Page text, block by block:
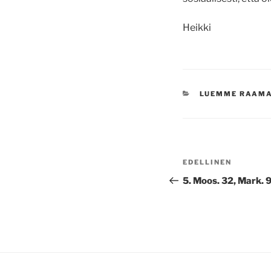
Heikki
KATEGORIAT
LUEMME
Artikkelien
selaus
Edellinen
artikkeli
EDELLINEN
5. Moos. 32, Mark. 9